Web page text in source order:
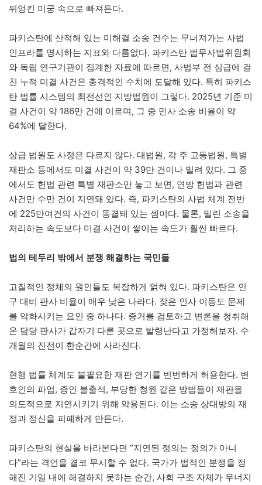
뒤엉킨 미궁 속으로 빠져든다.
파키스탄에 산적해 있는 미해결 소송 건수는 무너져가는 사법
인프라를 명시하는 지표와 다름없다. 파키스탄 법무사법위원회
와 독립 연구기관이 집계한 자료에 따르면, 사법부 전 심급에 걸
친 누적 미결 사건은 충격적인 수치에 도달해 있다. 특히 파키스
탄 법률 시스템의 최전선인 지방법원이 그렇다. 2025년 기준 미
결 사건이 약 186만 건에 이르며, 그 중 민사 소송 비율이 약
64%에 달한다.
상급 법원도 사정은 다르지 않다. 대법원, 각 주 고등법원, 특별
재판소 등에서도 미결 사건이 약 39만 건이나 밀려 있다. 그 중
에서도 헌법 관련 특별 재판소만 놓고 보면, 연방 헌법과 관련
사건만 수만 건이 지연돼 있다. 즉, 파키스탄의 사법 체계 전반
에 225만여건의 사건이 동결돼 있는 셈이다. 물론, 밀린 소송을
처리하는 속도보다 미결 사건이 쌓이는 속도가 훨씬 빠르다.
법의 테두리 밖에서 분쟁 해결하는 국민들
고질적인 정체의 원인들도 복잡하게 얽혀 있다. 파키스탄은 인
구 대비 판사 비율이 매우 낮은 나라다. 잦은 인사 이동도 문제
를 악화시키는 요인 중 하나다. 증거를 검토하고 변론을 청취해
온 담당 판사가 갑자기 다른 곳으로 발령난다고 가정해보자. 수
개월의 진전이 한순간에 사라진다.
현행 법률 체계도 불필요한 재판 연기를 빈번하게 허용한다. 변
호인의 파업, 증인 불출석, 부당한 청원 같은 방법들이 재판을
의도적으로 지연시키기 위해 악용된다. 이는 소송 상대방의 재
정과 정신을 피폐하게 만든다.
파키스탄의 현실을 바라본다면 “지연된 정의는 정의가 아니
다”라는 격언을 결코 무시할 수 없다. 국가가 법적인 분쟁을 정
해진 기일 내에 해결하지 못하는 순간, 사회 구조 자체가 무너지